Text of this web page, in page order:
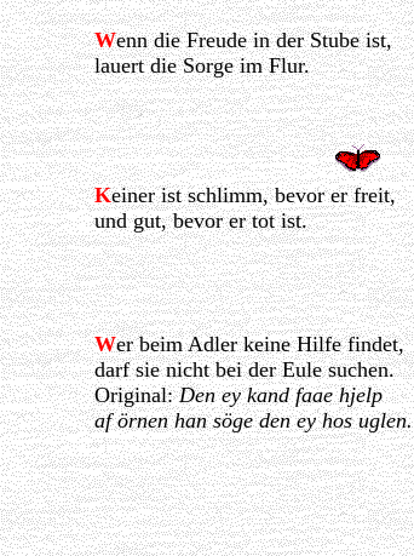
Wenn die Freude in der Stube ist,
lauert die Sorge im Flur.
Keiner ist schlimm, bevor er freit,
und gut, bevor er tot ist.
Wer beim Adler keine Hilfe findet,
darf sie nicht bei der Eule suchen.
Original:Den ey kand faae hjelp
af örnen han söge den ey hos uglen.